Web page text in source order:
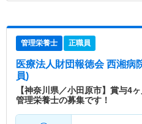
管理栄養士 正職員
医療法人財団報徳会 西湘病
員)
【神奈川県／小田原市】賞与4
管理栄養士の募集です！